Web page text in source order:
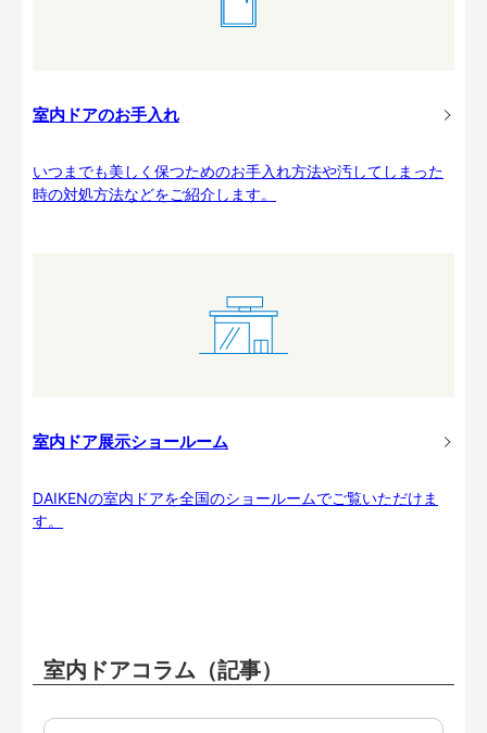
室内ドアのお手入れ
いつまでも美しく保つためのお手入れ方法や汚してしまった
時の対処方法などをご紹介します。
室内ドア展示ショールーム
DAIKENの室内ドアを全国のショールームでご覧いただけま
す。
室内ドアコラム（記事）